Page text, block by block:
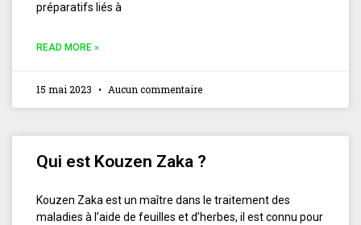
préparatifs liés à
READ MORE »
15 mai 2023 Aucun commentaire
Qui est Kouzen Zaka ?
Kouzen Zaka est un maître dans le traitement des
maladies à l’aide de feuilles et d’herbes, il est connu pour